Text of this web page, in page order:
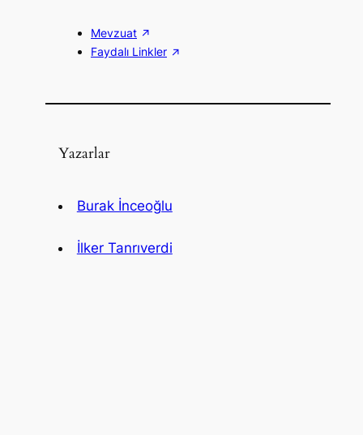
Mevzuat
Faydalı Linkler
Yazarlar
Burak İnceoğlu
İlker Tanrıverdi